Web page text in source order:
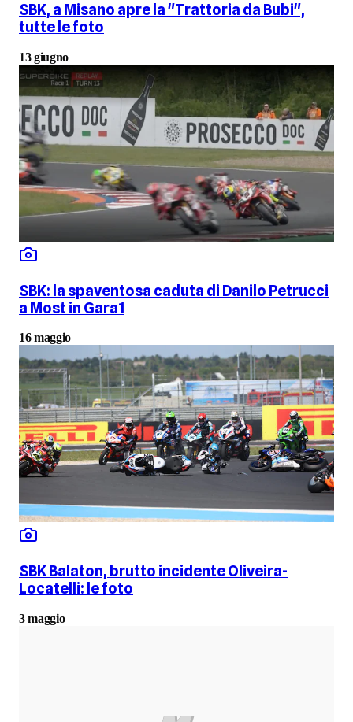
SBK, a Misano apre la "Trattoria da Bubi",
tutte le foto
13 giugno
SBK: la spaventosa caduta di Danilo Petrucci
a Most in Gara1
16 maggio
SBK Balaton, brutto incidente Oliveira-
Locatelli: le foto
3 maggio